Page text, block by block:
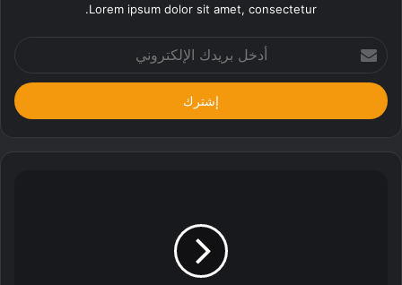
Lorem ipsum dolor sit amet, consectetur.
بريدك
الإلكتروني